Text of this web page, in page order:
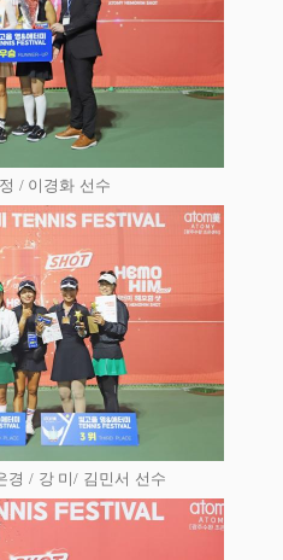
/ 이경화 선수
경 / 강 미/ 김민서 선수